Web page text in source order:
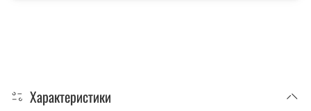
Характеристики